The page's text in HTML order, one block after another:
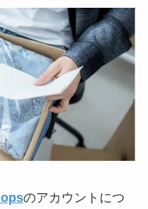
のアカウントにつ